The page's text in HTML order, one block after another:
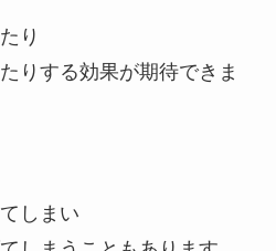
り
りする効果が期待できま
しまい